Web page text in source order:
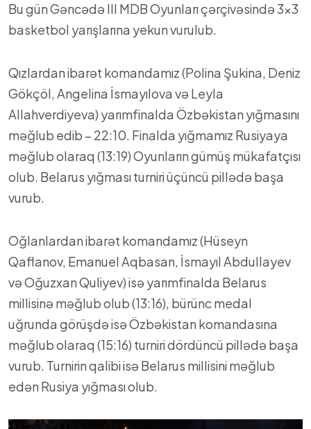
Bu gün Gəncədə III MDB Oyunları çərçivəsində 3×3
basketbol yarışlarına yekun vurulub.
Qızlardan ibarət komandamız (Polina Şukina, Deniz
Gökçöl, Angelina İsmayılova və Leyla
Allahverdiyeva) yarımfinalda Özbəkistan yığmasını
məğlub edib – 22:10. Finalda yığmamız Rusiyaya
məğlub olaraq (13:19) Oyunların gümüş mükafatçısı
olub. Belarus yığması turniri üçüncü pillədə başa
vurub.
Oğlanlardan ibarət komandamız (Hüseyn
Qaflanov, Emanuel Aqbasan, İsmayıl Abdullayev
və Oğuzxan Quliyev) isə yarımfinalda Belarus
millisinə məğlub olub (13:16), bürünc medal
uğrunda görüşdə isə Özbəkistan komandasına
məğlub olaraq (15:16) turniri dördüncü pillədə başa
vurub. Turnirin qalibi isə Belarus millisini məğlub
edən Rusiya yığması olub.